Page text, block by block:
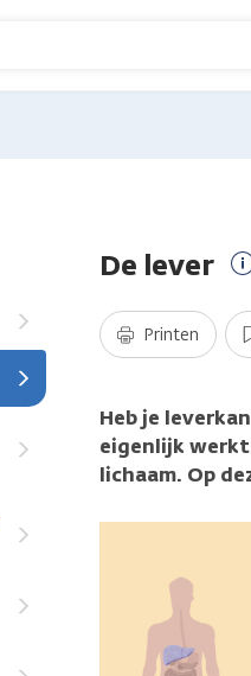
De lever
Printen
Heb je
eigenlijk
lichaam. Op